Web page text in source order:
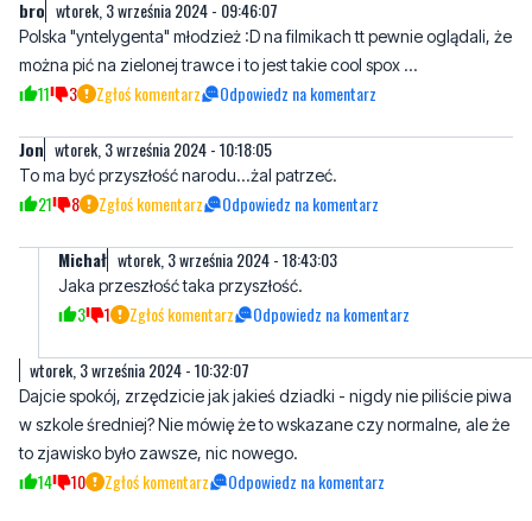
11 3 Zgłoś komentarz Odpowiedz na komentarz
Jon wtorek, 3 września 2024 - 10:18:05
To ma być przyszłość narodu...żal patrzeć.
Michał wtorek, 3 września 2024 - 18:43:03
Jaka przeszłość taka przyszłość.
wtorek, 3 września 2024 - 10:32:07
Dajcie spokój, zrzędzicie jak jakieś dziadki - nigdy nie piliście piwa
to zjawisko było zawsze, nic nowego.
14 10 Zgłoś komentarz Odpowiedz na komentarz
Michał wtorek, 3 września 2024 - 18:52:06
Bo taka jest prawda, zrzędzą głównie stare dziadki, które przy